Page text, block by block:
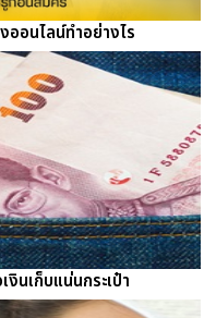
อนไลน์ทำอย่างไร
นเก็บแน่นกระเป๋า